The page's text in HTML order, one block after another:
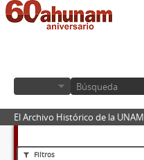
El Archivo Histórico de la UNAM
Filtros